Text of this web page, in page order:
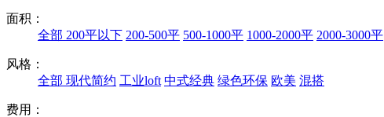
面积：
全部 200平以下 200-500平 500-1000平 1000-2000平 2000-3000平
风格：
全部 现代简约 工业loft 中式经典 绿色环保 欧美 混搭
费用：